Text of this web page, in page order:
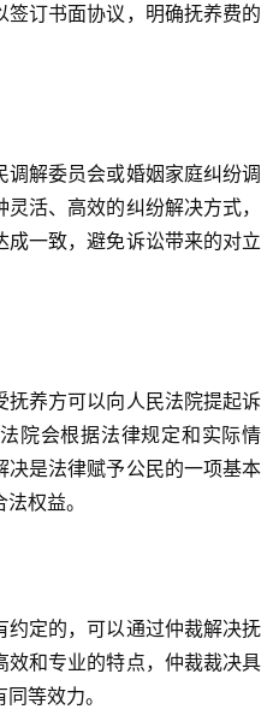
订书面协议，明确抚养费的
解委员会或婚姻家庭纠纷调
活、高效的纠纷解决方式，
一致，避免诉讼带来的对立
养方可以向人民法院提起诉
院会根据法律规定和实际情
是法律赋予公民的一项基本
权益。
定的，可以通过仲裁解决抚
和专业的特点，仲裁裁决具
等效力。